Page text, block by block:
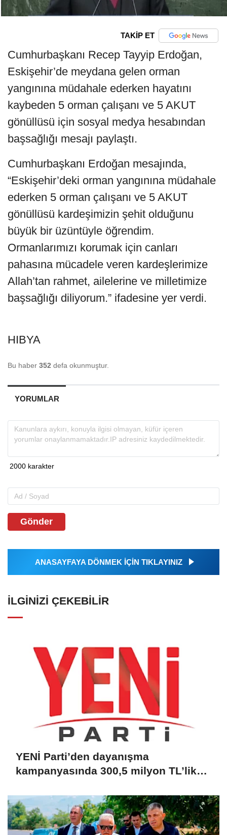
TAKİP ET
Cumhurbaşkanı Recep Tayyip Erdoğan,
Eskişehir’de meydana gelen orman
yangınına müdahale ederken hayatını
kaybeden 5 orman çalışanı ve 5 AKUT
gönüllüsü için sosyal medya hesabından
başsağlığı mesajı paylaştı.
Cumhurbaşkanı Erdoğan mesajında,
“Eskişehir’deki orman yangınına müdahale
ederken 5 orman çalışanı ve 5 AKUT
gönüllüsü kardeşimizin şehit olduğunu
büyük bir üzüntüyle öğrendim.
Ormanlarımızı korumak için canları
pahasına mücadele veren kardeşlerimize
Allah’tan rahmet, ailelerine ve milletimize
başsağlığı diliyorum.” ifadesine yer verdi.
HIBYA
Bu haber 352 defa okunmuştur.
YORUMLAR
Gönder
ANASAYFAYA DÖNMEK İÇİN TIKLAYINIZ
İLGINIZI ÇEKEBILIR
YENİ Parti’den dayanışma
kampanyasında 300,5 milyon TL’lik